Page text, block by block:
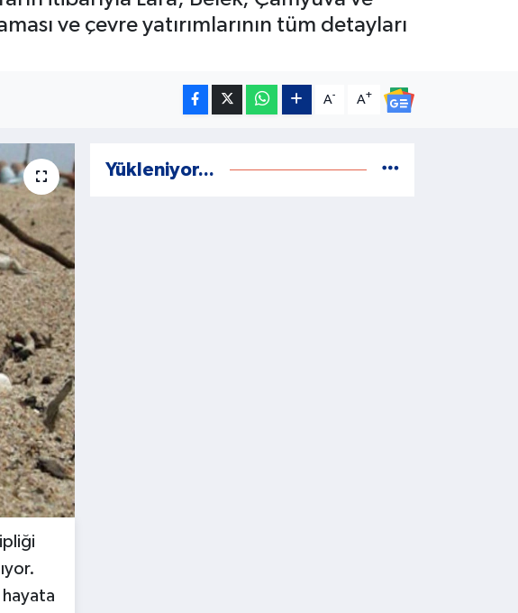
ve çevre yatırımlarının tüm detayları
A- A+
hayata
Yükleniyor...